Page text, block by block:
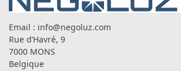
Email : info@negoluz.com
Rue d’Havré, 9
7000 MONS
Belgique